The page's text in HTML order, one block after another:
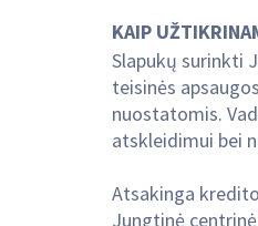
KAIP
Slapukų surinkti
teisinės
nuostatomis.
atskleidimui bei
Atsakinga
Jungtinė